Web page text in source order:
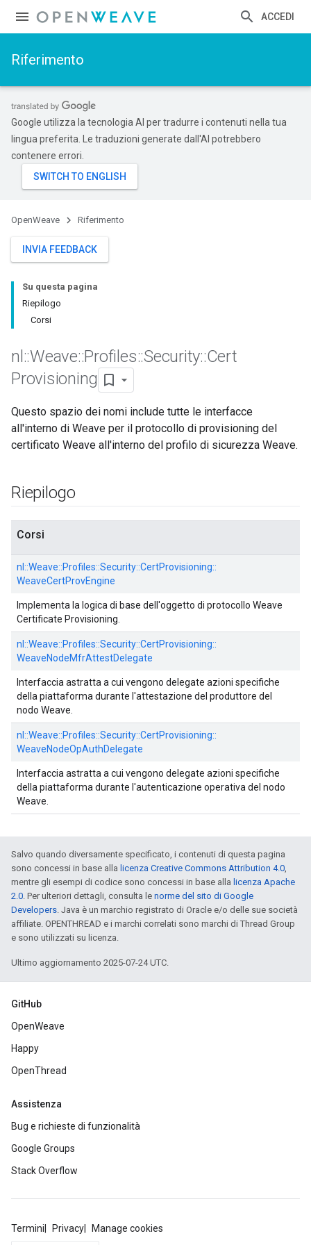
ACCEDI
Riferimento
Google utilizza la tecnologia AI per tradurre i contenuti nella tua
lingua preferita. Le traduzioni generate dall'AI potrebbero
contenere errori.
OpenWeave Riferimento
INVIA FEEDBACK
Su questa pagina
Riepilogo
Corsi
nl ::Weave::Profiles::Security::Cert
Provisioning
Questo spazio dei nomi include tutte le interfacce
all'interno di Weave per il protocollo di provisioning del
certificato Weave all'interno del profilo di sicurezza Weave.
Riepilogo
Corsi
nl::Weave::Profiles::Security::CertProvisioning::
WeaveCertProvEngine
Implementa la logica di base dell'oggetto di protocollo Weave
Certificate Provisioning.
nl::Weave::Profiles::Security::CertProvisioning::
WeaveNodeMfrAttestDelegate
Interfaccia astratta a cui vengono delegate azioni specifiche
della piattaforma durante l'attestazione del produttore del
nodo Weave.
nl::Weave::Profiles::Security::CertProvisioning::
WeaveNodeOpAuthDelegate
Interfaccia astratta a cui vengono delegate azioni specifiche
della piattaforma durante l'autenticazione operativa del nodo
Weave.
Salvo quando diversamente specificato, i contenuti di questa pagina
sono concessi in base alla licenza Creative Commons Attribution 4.0,
mentre gli esempi di codice sono concessi in base alla licenza Apache
2.0. Per ulteriori dettagli, consulta le norme del sito di Google
Developers. Java è un marchio registrato di Oracle e/o delle sue società
affiliate. OPENTHREAD e i marchi correlati sono marchi di Thread Group
e sono utilizzati su licenza.
Ultimo aggiornamento 2025-07-24 UTC.
GitHub
OpenWeave
Happy
OpenThread
Assistenza
Bug e richieste di funzionalità
Google Groups
Stack Overflow
Termini Privacy Manage cookies